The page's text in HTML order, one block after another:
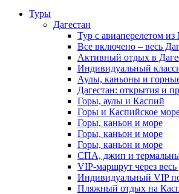
Туры
Дагестан
Тур с авиаперелетом
Все включено – весь
Активный отдых в
Индивидуальный
Аулы, каньоны и
Дагестан: открытия и
Горы, аулы и Каспий
Горы и Каспийское
Горы, каньон и море
Горы, каньон и море
Горы, каньон и море
СПА, джип и
VIP-маршрут через весь
Индивидуальный VIP
Пляжный отдых на